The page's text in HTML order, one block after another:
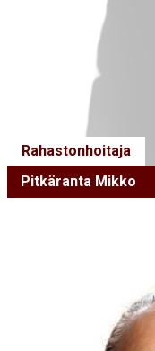
Rahastonhoitaja
Pitkäranta Mikko